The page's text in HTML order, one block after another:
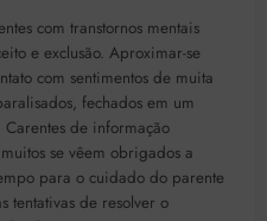
com transtornos mentais
e exclusão. Aproximar-se
com sentimentos de muita
fechados em um
Carentes de informação
se vêem obrigados a
para o cuidado do parente
tentativas de resolver o